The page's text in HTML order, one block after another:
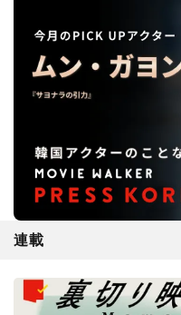
連載